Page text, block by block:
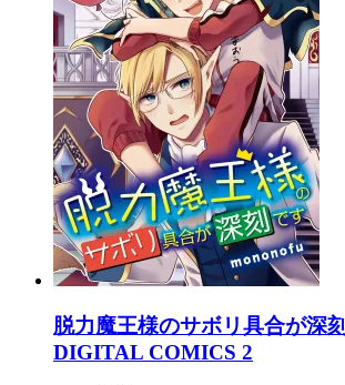
脱力魔王様のサボリ具合が深
DIGITAL COMICS 2